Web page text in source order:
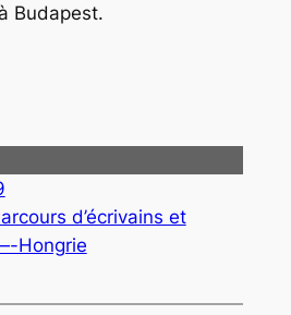
Budapest.
d’écrivains et
Hongrie